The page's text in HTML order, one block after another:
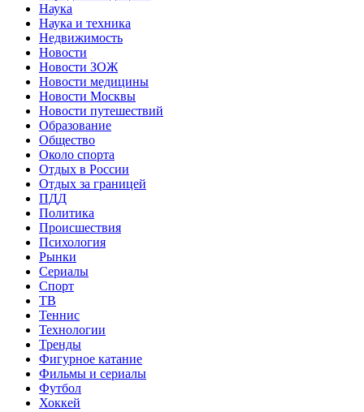
Наука
Наука и техника
Недвижимость
Новости
Новости ЗОЖ
Новости медицины
Новости Москвы
Новости путешествий
Образование
Общество
Около спорта
Отдых в России
Отдых за границей
ПДД
Политика
Происшествия
Психология
Рынки
Сериалы
Спорт
ТВ
Теннис
Технологии
Тренды
Фигурное катание
Фильмы и сериалы
Футбол
Хоккей